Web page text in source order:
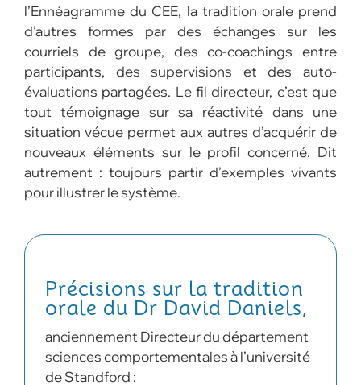
l’Ennéagramme du CEE, la tradition orale prend
d’autres formes par des échanges sur les
courriels de groupe, des co-coachings entre
participants, des supervisions et des auto-
évaluations partagées. Le fil directeur, c’est que
tout témoignage sur sa réactivité dans une
situation vécue permet aux autres d’acquérir de
nouveaux éléments sur le profil concerné. Dit
autrement : toujours partir d’exemples vivants
pour illustrer le système.
Précisions sur la tradition
orale du Dr David Daniels,
anciennement Directeur du département
sciences comportementales à l’université
de Standford :